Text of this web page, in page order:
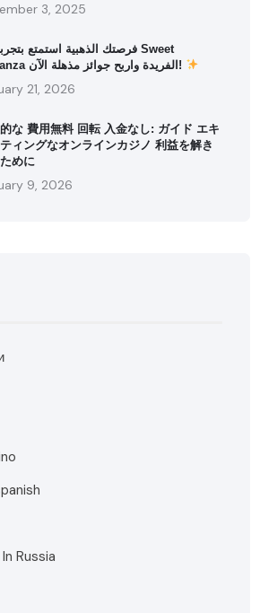
3, 2025
Bonanza الفريدة واربح جوائز مذهلة الآن!
21, 2026
な 費用無料 回転 入金なし: ガイド エキ
ィングなオンラインカジノ 利益を解き
めに
9, 2026
Russia